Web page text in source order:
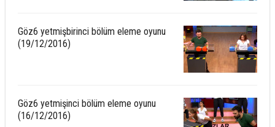
Göz6 yetmişbirinci bölüm eleme oyunu
(19/12/2016)
Göz6 yetmişinci bölüm eleme oyunu
(16/12/2016)